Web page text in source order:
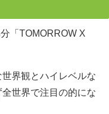
「TOMORROW X
界観とハイレベルな
世界で注目の的にな